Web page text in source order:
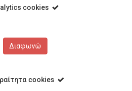
cookies
Διαφωνώ
cookies